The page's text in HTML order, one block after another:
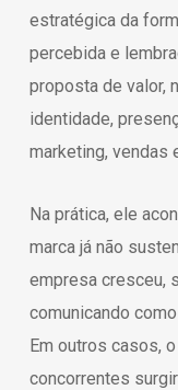
estratégica da
percebida e
proposta de valor,
identidade,
marketing, vendas
Na prática, ele
marca já não
empresa cresceu,
comunicando
Em outros casos,
concorrentes